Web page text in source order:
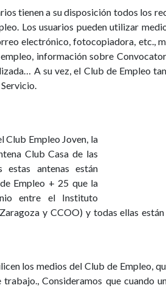
tienen a su disposición todos los
Los usuarios pueden utilizar
electrónico, fotocopiadora, etc.,
información sobre
A su vez, el Club de Empleo
Club Empleo Joven, la
Club Casa de las
antenas están
Empleo + 25 que la
entre el Instituto
y CCOO) y todas ellas
los medios del Club de Empleo,
Consideramos que cuando